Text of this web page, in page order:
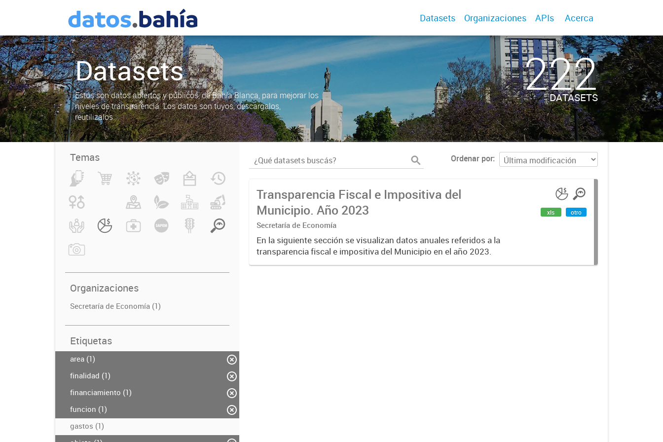
Datasets Organizaciones APIs Acerca
Datasets
Estos son datos abiertos y públicos, de Bahía Blanca, para mejorar los
niveles de transparencia. Los datos son tuyos, descargalos,
reutilizalos.
222
DATASETS
Temas
Organizaciones
Secretaría de Economía (1)
Etiquetas
area (1)
finalidad (1)
financiamiento (1)
funcion (1)
gastos (1)
Ordenar por
Transparencia Fiscal e Impositiva del
Municipio. Año 2023
Secretaría de Economía
En la siguiente sección se visualizan datos anuales referidos a la
transparencia fiscal e impositiva del Municipio en el año 2023.
xls otro